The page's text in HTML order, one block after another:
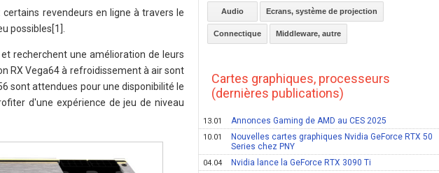
revendeurs en ligne à travers le
possibles[1].
recherchent une amélioration de leurs
RX Vega64 à refroidissement à air sont
sont attendues pour une disponibilité le
d'une expérience de jeu de niveau
Audio Ecrans, système de projection
Connectique Middleware, autre
Cartes graphiques, processeurs
(dernières publications)
13.01 Annonces Gaming de AMD au CES 2025
10.01
Nouvelles cartes graphiques Nvidia GeForce RTX 50
Series chez PNY
04.04 Nvidia lance la GeForce RTX 3090 Ti